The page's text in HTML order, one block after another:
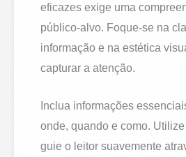
eficazes exige uma
público-alvo. Foque-se na
informação e na estética
capturar a atenção.
Inclua informações
onde, quando e como.
guie o leitor suavemente